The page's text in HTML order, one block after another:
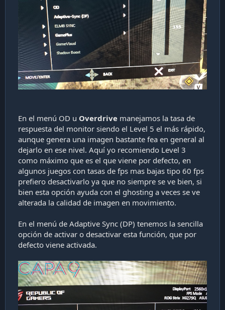
En el menú OD u Overdrive manejamos la tasa de
respuesta del monitor siendo el Level 5 el más rápido,
aunque genera una imagen bastante fea en general al
dejarlo en ese nivel. Aquí yo recomiendo Level 3
como máximo que es el que viene por defecto, en
algunos juegos con tasas de fps mas bajas tipo 60 fps
prefiero desactivarlo ya que no siempre se ve bien, si
bien esta opción ayuda con el ghosting a veces se ve
alterada la calidad de imagen en movimiento.
En el menú de Adaptive Sync (DP) tenemos la sencilla
opción de activar o desactivar esta función, que por
defecto viene activada.